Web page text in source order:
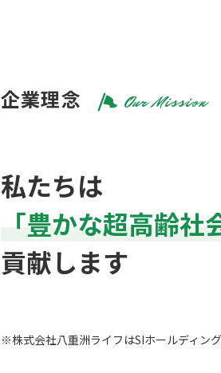
企業理念 Our Mission
私たちは
「豊かな超高齢社
貢献します
※株式会社八重洲ライフはSIホールディン